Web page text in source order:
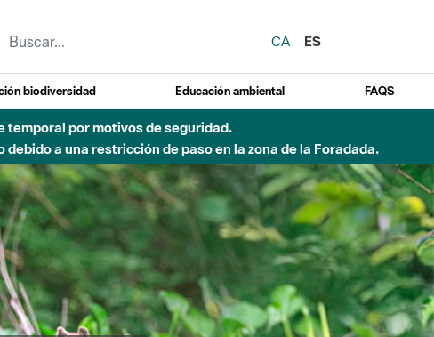
CA
ES
biodiversidad Educación ambiental FAQS
temporal por motivos de seguridad.
a una restricción de paso en la zona de la Foradada.